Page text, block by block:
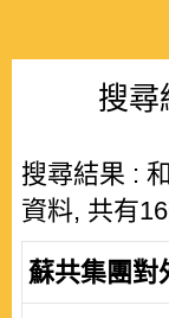
搜尋
搜尋結果 :
資料, 共有
蘇共集團對